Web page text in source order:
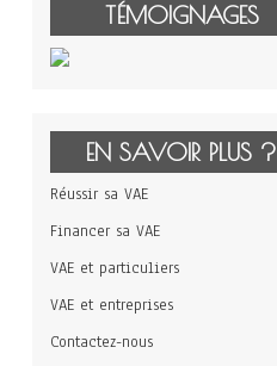
TÉMOIGNAGES
EN SAVOIR PLUS ?
Réussir sa VAE
Financer sa VAE
VAE et particuliers
VAE et entreprises
Contactez-nous